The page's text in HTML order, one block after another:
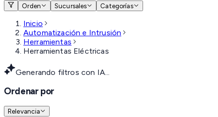
Orden
Sucursales Categorías
Inicio
Automatización e Intrusión
Herramientas
Herramientas Eléctricas
Generando filtros con IA...
Ordenar por
Relevancia